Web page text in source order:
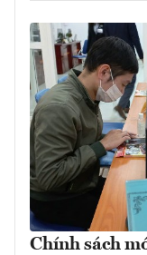
Chính sách